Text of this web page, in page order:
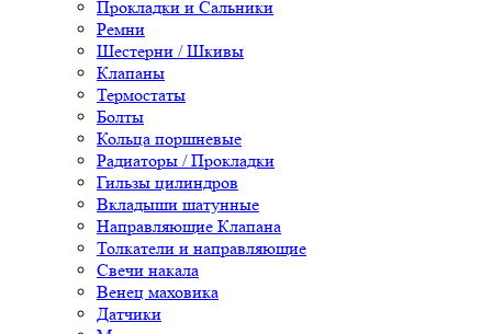
Прокладки и Сальники
Ремни
Шестерни / Шкивы
Клапаны
Термостаты
Болты
Кольца поршневые
Радиаторы / Прокладки
Гильзы цилиндров
Вкладыши шатунные
Направляющие Клапана
Толкатели и направляющие
Свечи накала
Венец маховика
Датчики